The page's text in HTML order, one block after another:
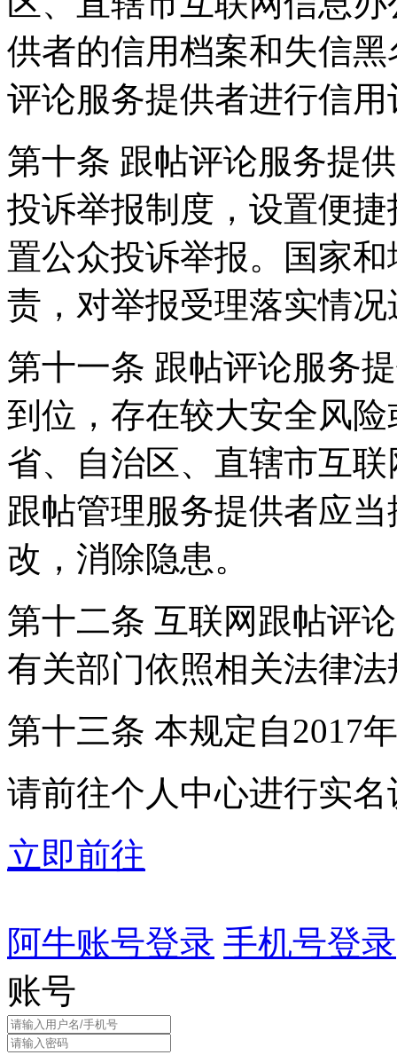
供者的信用档案和失信
评论服务提供者进行信用
第十条 跟帖评论服务提
投诉举报制度，设置便
置公众投诉举报。国家
责，对举报受理落实情
第十一条 跟帖评论服务
到位，存在较大安全风
省、自治区、直辖市互
跟帖管理服务提供者应
改，消除隐患。
第十二条 互联网跟帖评
有关部门依照相关法律
第十三条 本规定自2017
请前往个人中心进行实名
立即前往
阿牛账号登录 手机号登录
账号